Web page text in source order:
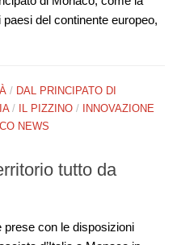
del continente europeo,
/ DAL PRINCIPATO DI
/ IL PIZZINO /
INNOVAZIONE
NEWS
tutto da
prese con le disposizioni